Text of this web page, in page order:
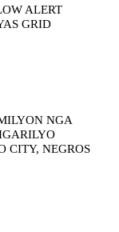
ALERT
GRID
NGA
CITY, NEGROS